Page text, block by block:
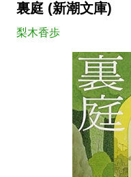
裏庭 (新潮文庫)
梨木香歩